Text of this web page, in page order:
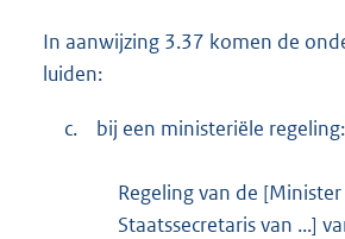
In aanwijzing 3.37 komen de
luiden:
c. bij een ministeriële regeling:
Regeling van de
Staatssecretaris van ...]